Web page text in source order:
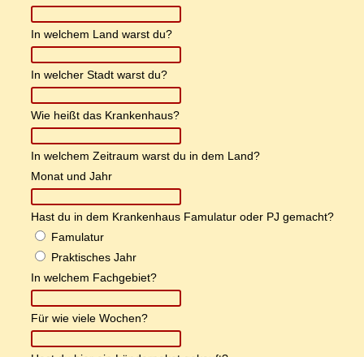
In wel­chem Land warst du?
In wel­cher Stadt warst du?
Wie heißt das Krankenhaus?
In wel­chem Zeit­raum warst du in dem Land?
Mo­nat und Jahr
Hast du in dem Kran­ken­haus Famu­la­tur oder PJ gemacht?
Famu­la­tur
Prak­ti­sches Jahr
In wel­chem Fachgebiet?
Für wie vie­le Wochen?